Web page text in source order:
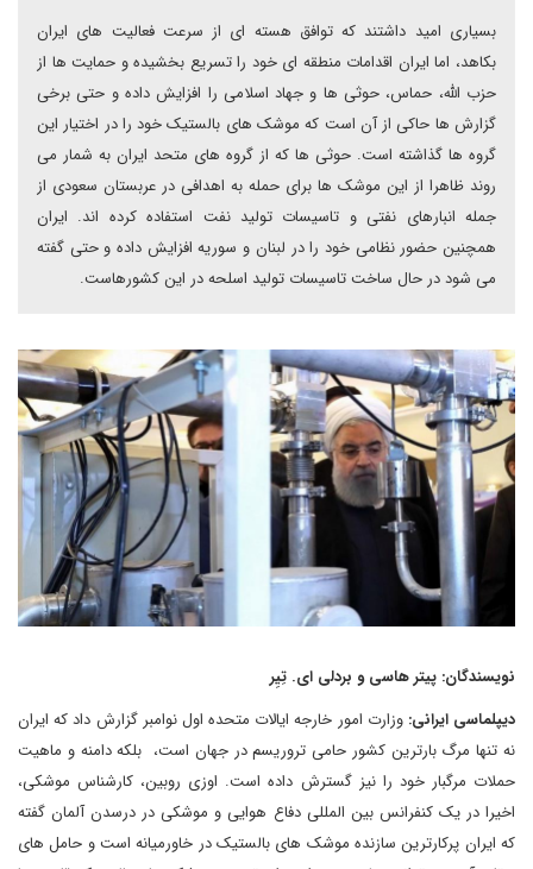
بسیاری امید داشتند که توافق هسته ای از سرعت فعالیت های ایران
بکاهد، اما ایران اقدامات منطقه ای خود را تسریع بخشیده و حمایت ها از
حزب الله، حماس، حوثی ها و جهاد اسلامی را افزایش داده و حتی برخی
گزارش ها حاکی از آن است که موشک های بالستیک خود را در اختیار این
گروه ها گذاشته است. حوثی ها که از گروه های متحد ایران به شمار می
روند ظاهرا از این موشک ها برای حمله به اهدافی در عربستان سعودی از
جمله انبارهای نفتی و تاسیسات تولید نفت استفاده کرده اند. ایران
همچنین حضور نظامی خود را در لبنان و سوریه افزایش داده و حتی گفته
می شود در حال ساخت تاسیسات تولید اسلحه در این کشورهاست.
نویسندگان: پیتر هاسی و بردلی ای. تِیِر
دیپلماسی ایرانی:وزارت امور خارجه ایالات متحده اول نوامبر گزارش داد که ایران
نه تنها مرگ بارترین کشور حامی تروریسم در جهان است، بلکه دامنه و ماهیت
حملات مرگبار خود را نیز گسترش داده است. اوزی روبین، کارشناس موشکی،
اخیرا در یک کنفرانس بین المللی دفاع هوایی و موشکی در درسدن آلمان گفته
که ایران پرکارترین سازنده موشک های بالستیک در خاورمیانه است و حامل های